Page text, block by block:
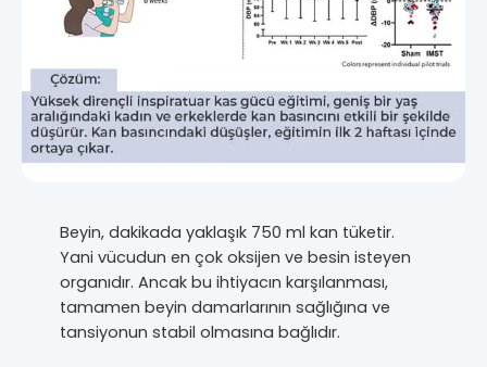
Beyin, dakikada yaklaşık 750 ml kan tüketir.
Yani vücudun en çok oksijen ve besin isteyen
organıdır. Ancak bu ihtiyacın karşılanması,
tamamen beyin damarlarının sağlığına ve
tansiyonun stabil olmasına bağlıdır.